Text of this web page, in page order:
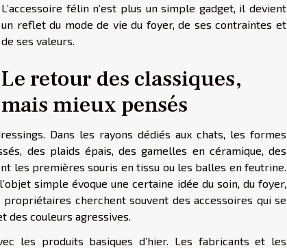
L’accessoire félin n’est plus un simple gadget, il devient
un reflet du mode de vie du foyer, de ses contraintes et
de ses valeurs.
Le retour des classiques,
mais mieux pensés
Dans les rayons dédiés aux chats, les formes
des plaids épais, des gamelles en céramique, des
les premières souris en tissu ou les balles en feutrine.
simple évoque une certaine idée du soin, du foyer,
cherchent souvent des accessoires qui se
des couleurs agressives.
les produits basiques d’hier. Les fabricants et les